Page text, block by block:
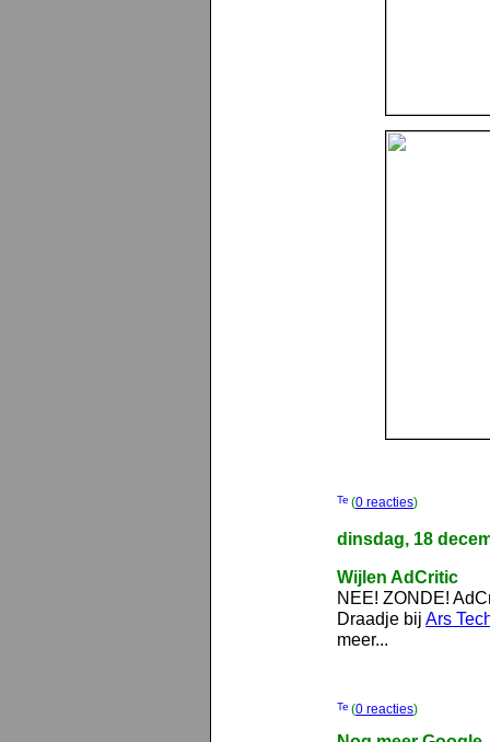
(0 reacties)
dinsdag, 18
Wijlen AdCritic
NEE! ZONDE!
Draadje bij Ars
meer...
(0 reacties)